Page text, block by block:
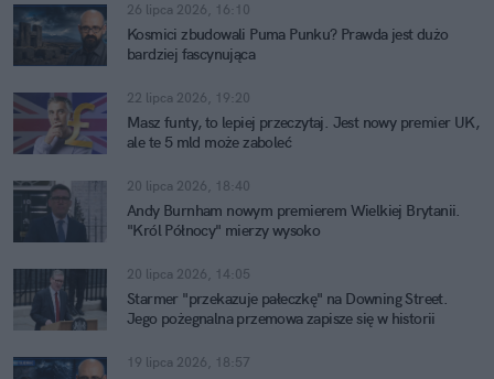
26 lipca 2026, 16:10
Kosmici zbudowali Puma Punku? Prawda jest dużo
bardziej fascynująca
22 lipca 2026, 19:20
Masz funty, to lepiej przeczytaj. Jest nowy premier UK,
ale te 5 mld może zaboleć
20 lipca 2026, 18:40
Andy Burnham nowym premierem Wielkiej Brytanii.
"Król Północy" mierzy wysoko
20 lipca 2026, 14:05
Starmer "przekazuje pałeczkę" na Downing Street.
Jego pożegnalna przemowa zapisze się w historii
19 lipca 2026, 18:57